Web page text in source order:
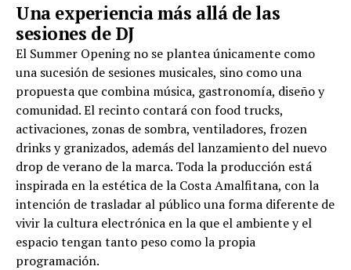
Una experiencia más allá de las
sesiones de DJ
El Summer Opening no se plantea únicamente como
una sucesión de sesiones musicales, sino como una
propuesta que combina música, gastronomía, diseño y
comunidad. El recinto contará con food trucks,
activaciones, zonas de sombra, ventiladores, frozen
drinks y granizados, además del lanzamiento del nuevo
drop de verano de la marca. Toda la producción está
inspirada en la estética de la Costa Amalfitana, con la
intención de trasladar al público una forma diferente de
vivir la cultura electrónica en la que el ambiente y el
espacio tengan tanto peso como la propia
programación.